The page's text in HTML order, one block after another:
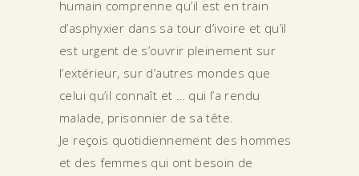
humain comprenne qu’il est en train
d’asphyxier dans sa tour d’ivoire et qu’il
est urgent de s’ouvrir pleinement sur
l’extérieur, sur d’autres mondes que
celui qu’il connaît et … qui l’a rendu
malade, prisonnier de sa tête.
Je reçois quotidiennement des hommes
et des femmes qui ont besoin de